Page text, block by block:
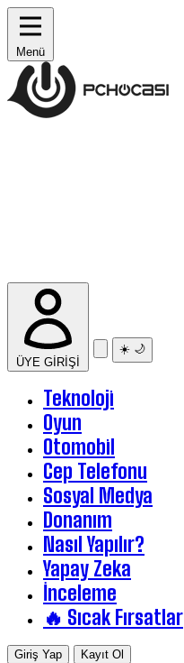
Menü
ÜYE GİRİŞİ
☀️ 🌙
Teknoloji
Oyun
Otomobil
Cep Telefonu
Sosyal Medya
Donanım
Nasıl Yapılır?
Yapay Zeka
İnceleme
🔥 Sıcak Fırsatlar
Giriş Yap Kayıt Ol